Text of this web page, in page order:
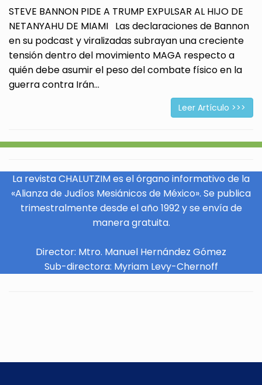
STEVE BANNON PIDE A TRUMP EXPULSAR AL HIJO DE
NETANYAHU DE MIAMI Las declaraciones de Bannon
en su podcast y viralizadas subrayan una creciente
tensión dentro del movimiento MAGA respecto a
quién debe asumir el peso del combate físico en la
guerra contra Irán...
Leer Artículo >>>
La revista CHALUTZIM es el órgano informativo de la
«Alianza de Judíos Mesiánicos de México». Se publica
trimestralmente desde el año 1992 y se envía de
manera gratuita.
Director: Mtro. Manuel Hernández Gómez
Sub-directora: Myriam Levy-Chernoff